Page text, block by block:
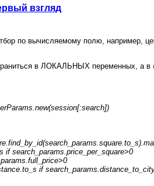
взгляд
по вычисляемому полю, например,
в ЛОКАЛЬНЫХ переменных, а в
search_params.price_per_square>0
if